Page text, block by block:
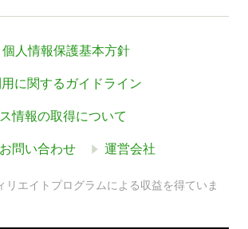
個人情報保護基本方針
に関するガイドライン
情報の取得について
問い合わせ 運営会社
リエイトプログラムによる収益を得ていま